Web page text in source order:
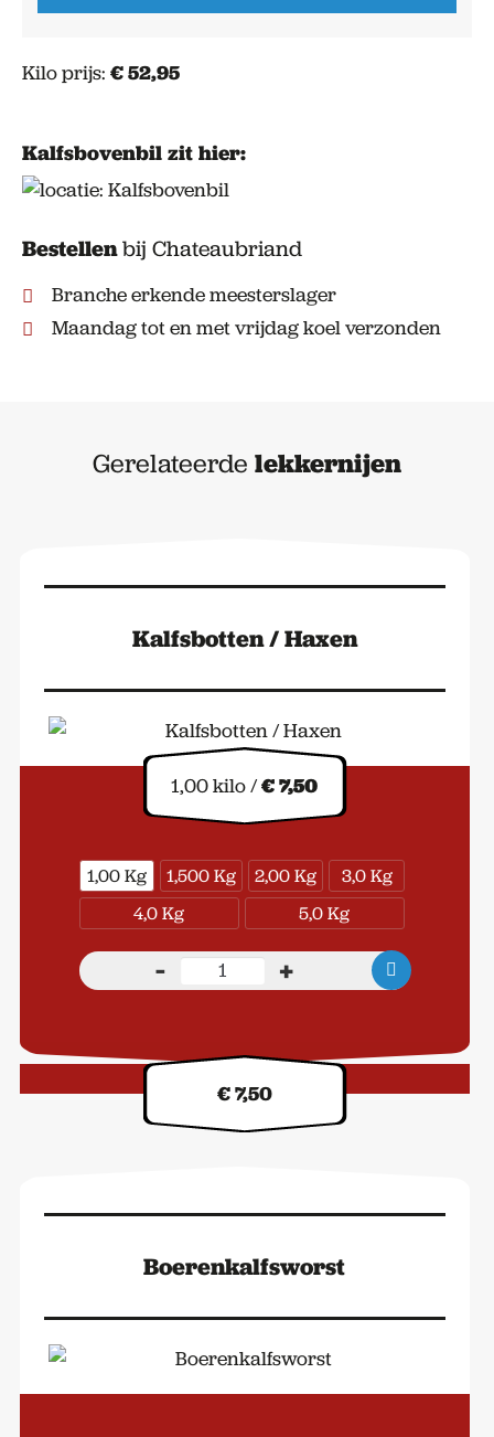
Kilo prijs:€ 52,95
Kalfsbovenbil zit hier:
Bestellenbij Chateaubriand
Branche erkende meesterslager
Maandag tot en met vrijdag koel verzonden
Gerelateerde lekkernijen
Kalfsbotten / Haxen
1,00 Kg 1,500 Kg 2,00 Kg
3,0 Kg
4,0 Kg
5,0 Kg
1,00 kilo /€ 7,50
-
Kalfsbotten
/
aantal
+
€ 7,50
Boerenkalfsworst